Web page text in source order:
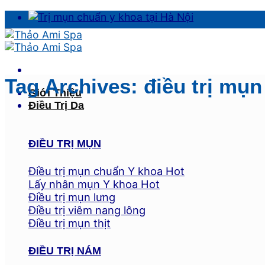
Skip
to
content
Giới Thiệu
Điều Trị Da
ĐIỀU TRỊ MỤN
Điều trị mụn chuẩn Y khoa
Lấy nhân mụn Y khoa
Điều trị mụn lưng
Điều trị viêm nang lông
Điều trị mụn thịt
ĐIỀU TRỊ NÁM
Tag Archives: điều trị